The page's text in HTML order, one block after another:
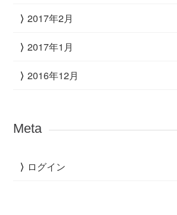
2017年2月
2017年1月
2016年12月
Meta
ログイン